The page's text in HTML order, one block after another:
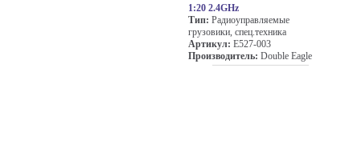
1:20 2.4GHz
Тип: Радиоуправляемые
грузовики, спец.техника
Артикул: E527-003
Производитель: Double Eagle